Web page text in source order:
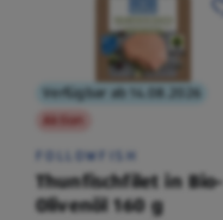
Verfügbar ab 14.08.2026
Aktion
FOLLOWFISH
Thunfischfilet in Bio-
Olivenöl 160 g